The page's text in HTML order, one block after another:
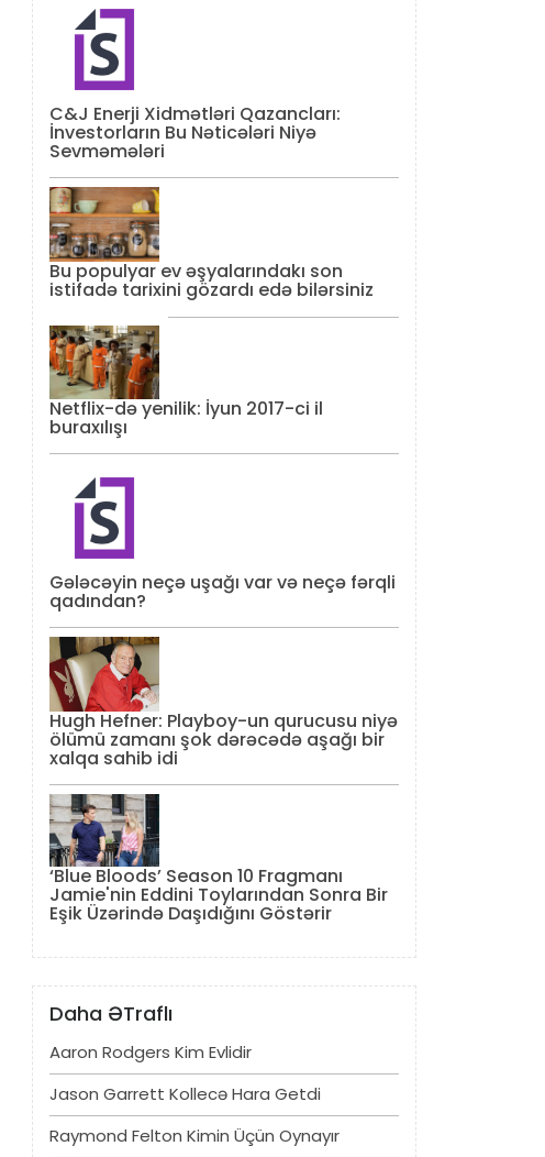
C&J Enerji Xidmətləri Qazancları:
İnvestorların Bu Nəticələri Niyə
Sevməmələri
Bu populyar ev əşyalarındakı son
istifadə tarixini gözardı edə bilərsiniz
Netflix-də yenilik: İyun 2017-ci il
buraxılışı
Gələcəyin neçə uşağı var və neçə fərqli
qadından?
Hugh Hefner: Playboy-un qurucusu niyə
ölümü zamanı şok dərəcədə aşağı bir
xalqa sahib idi
‘Blue Bloods’ Season 10 Fragmanı
Jamie'nin Eddini Toylarından Sonra Bir
Eşik Üzərində Daşıdığını Göstərir
Daha ƏTraflı
Aaron Rodgers Kim Evlidir
Jason Garrett Kollecə Hara Getdi
Raymond Felton Kimin Üçün Oynayır